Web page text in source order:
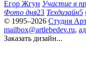
Егор Жгун Участие в
Фото дня23 Техдизайн5
© 1995–2026 Студия
mailbox@artlebedev.ru,
Заказать дизайн...